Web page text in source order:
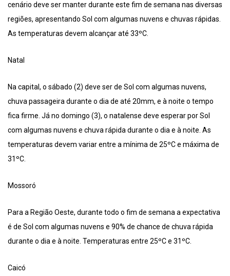
cenário deve ser manter durante este fim de semana nas diversas
regiões, apresentando Sol com algumas nuvens e chuvas rápidas.
As temperaturas devem alcançar até 33ºC.
Natal
Na capital, o sábado (2) deve ser de Sol com algumas nuvens,
chuva passageira durante o dia de até 20mm, e à noite o tempo
fica firme. Já no domingo (3), o natalense deve esperar por Sol
com algumas nuvens e chuva rápida durante o dia e à noite. As
temperaturas devem variar entre a mínima de 25ºC e máxima de
31ºC.
Mossoró
Para a Região Oeste, durante todo o fim de semana a expectativa
é de Sol com algumas nuvens e 90% de chance de chuva rápida
durante o dia e à noite. Temperaturas entre 25ºC e 31ºC.
Caicó